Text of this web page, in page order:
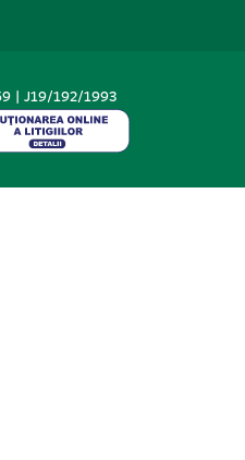
| J19/192/1993